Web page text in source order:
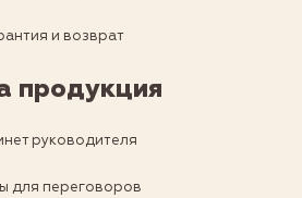
и возврат
продукция
руководителя
для переговоров